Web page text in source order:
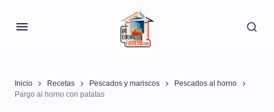
Inicio Recetas Pescados y mariscos
Pescados al horno
Pargo al horno con patatas